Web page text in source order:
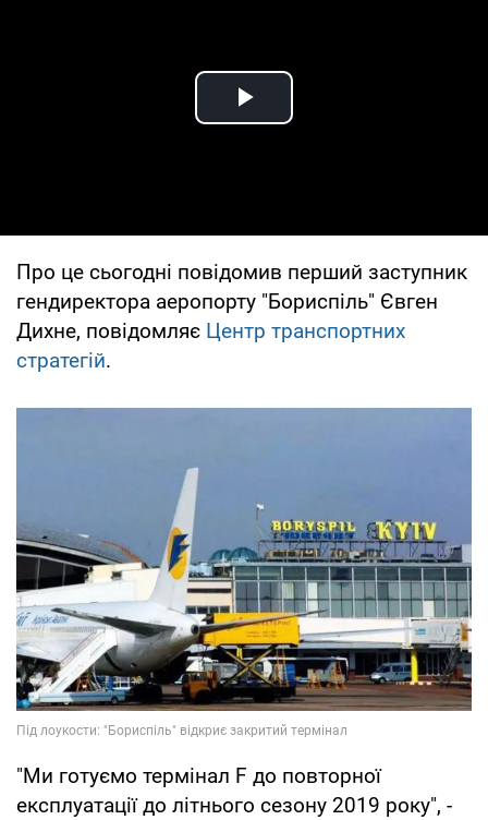
Play Video
Про це сьогодні повідомив перший заступник
гендиректора аеропорту "Бориспіль" Євген
Дихне, повідомляє Центр транспортних
стратегій.
"Ми готуємо термінал F до повторної
експлуатації до літнього сезону 2019 року", -